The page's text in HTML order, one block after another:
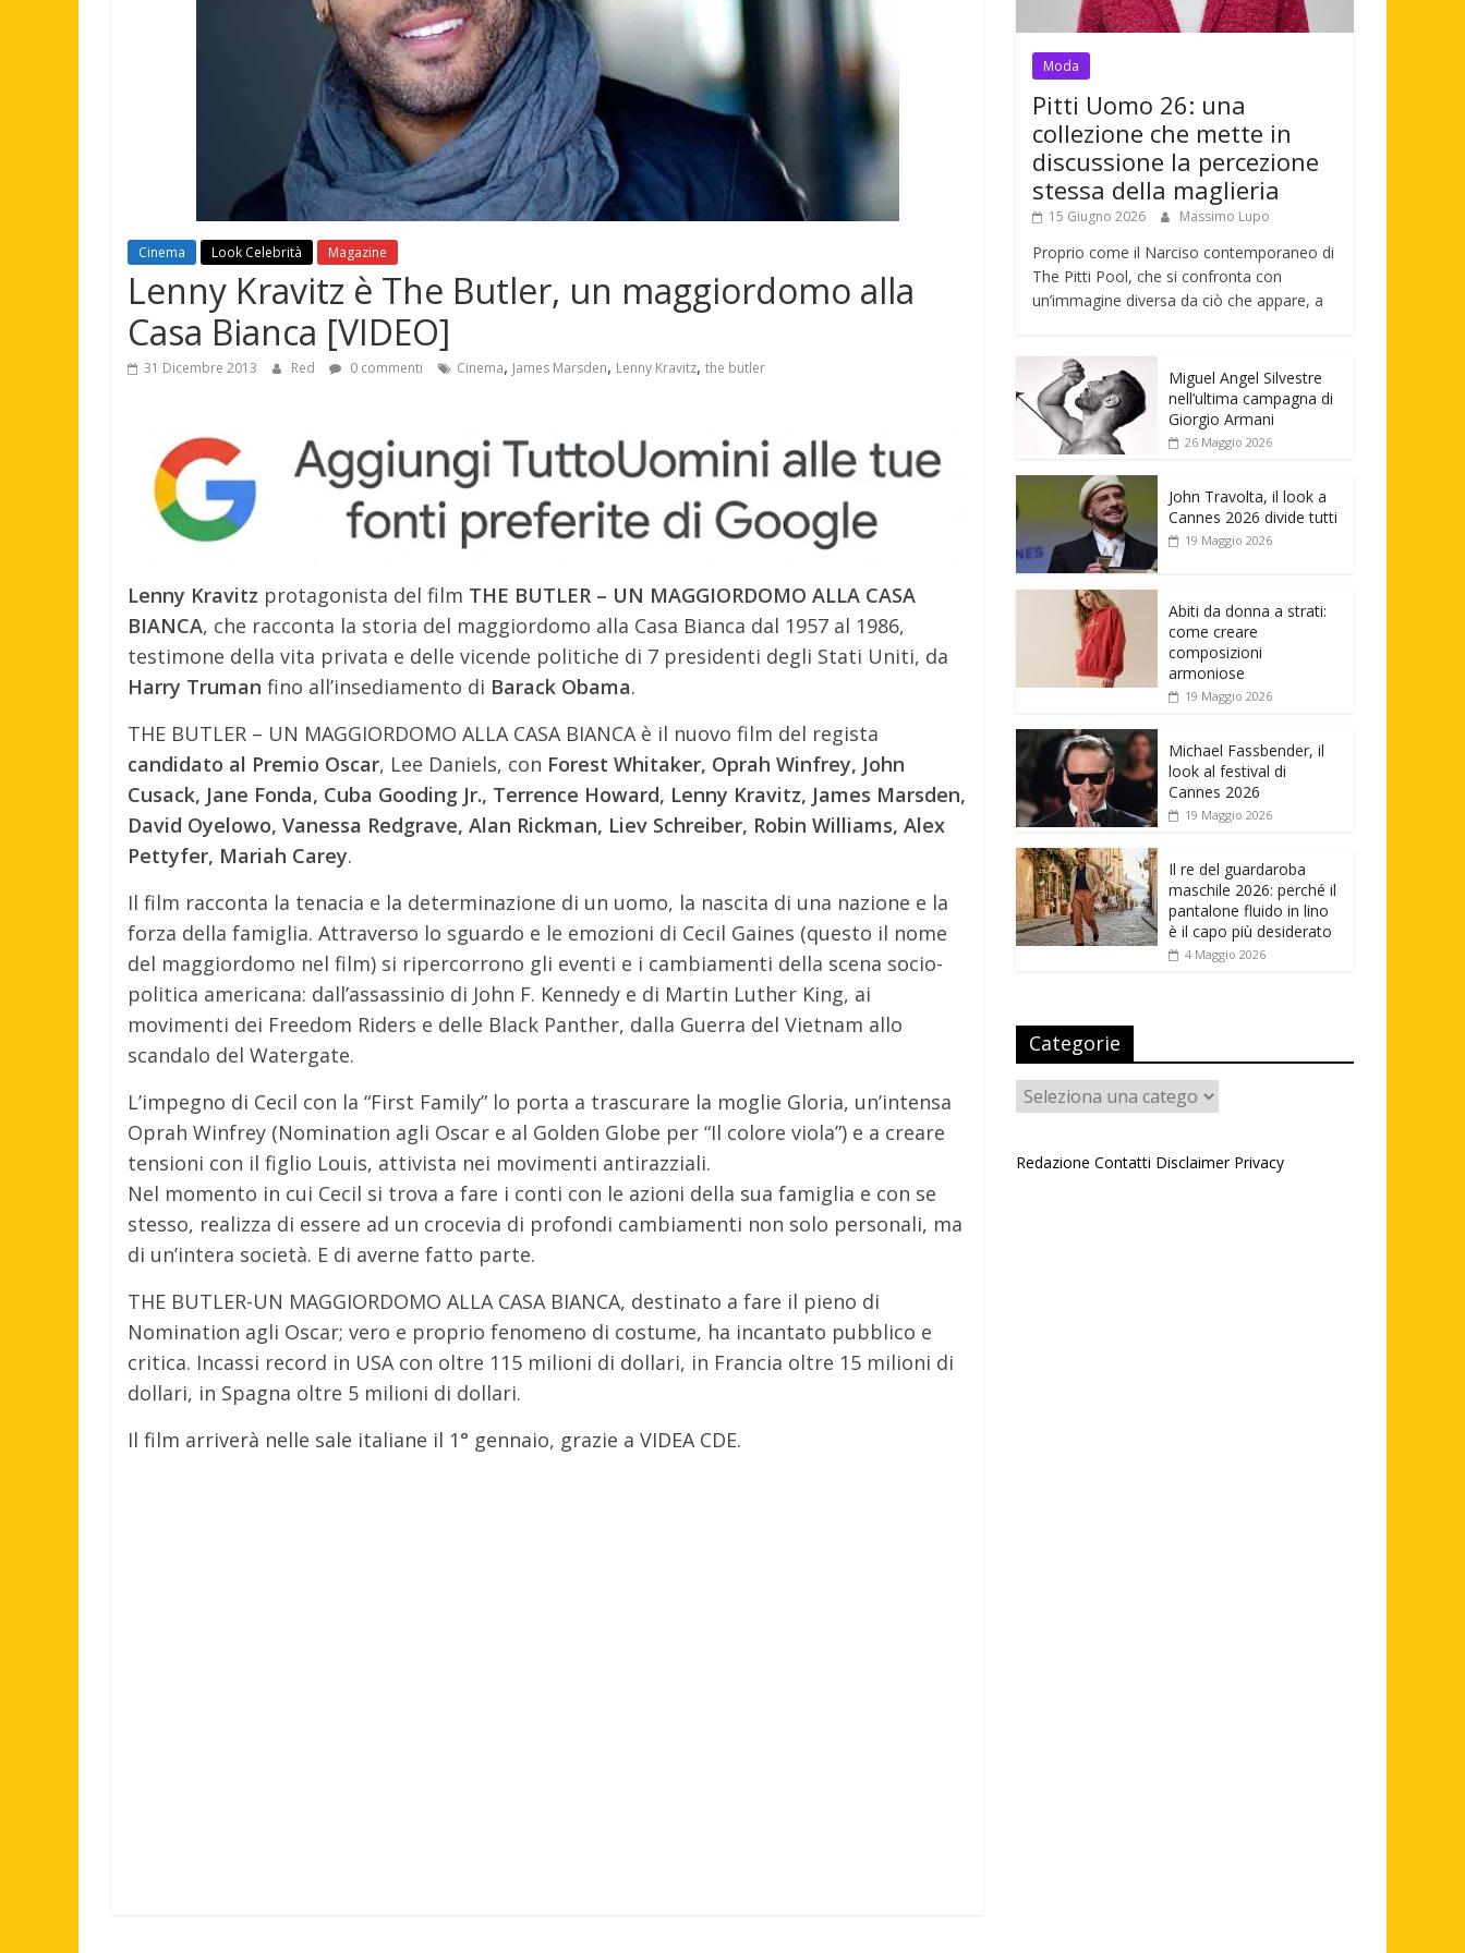
Cinema Look Celebrità Magazine
Lenny Kravitz è The Butler, un maggiordomo alla
Casa Bianca [VIDEO]
31 Dicembre 2013 Red 0 commenti Cinema, James Marsden, Lenny Kravitz, the butler
Lenny Kravitz protagonista del film THE BUTLER – UN MAGGIORDOMO ALLA CASA
BIANCA, che racconta la storia del maggiordomo alla Casa Bianca dal 1957 al 1986,
testimone della vita privata e delle vicende politiche di 7 presidenti degli Stati Uniti, da
Harry Truman fino all’insediamento di Barack Obama.
THE BUTLER – UN MAGGIORDOMO ALLA CASA BIANCA è il nuovo film del regista
candidato al Premio Oscar, Lee Daniels, con Forest Whitaker, Oprah Winfrey, John
Cusack, Jane Fonda, Cuba Gooding Jr., Terrence Howard, Lenny Kravitz, James Marsden,
David Oyelowo, Vanessa Redgrave, Alan Rickman, Liev Schreiber, Robin Williams, Alex
Pettyfer, Mariah Carey.
Il film racconta la tenacia e la determinazione di un uomo, la nascita di una nazione e la
forza della famiglia. Attraverso lo sguardo e le emozioni di Cecil Gaines (questo il nome
del maggiordomo nel film) si ripercorrono gli eventi e i cambiamenti della scena socio-
politica americana: dall’assassinio di John F. Kennedy e di Martin Luther King, ai
movimenti dei Freedom Riders e delle Black Panther, dalla Guerra del Vietnam allo
scandalo del Watergate.
L’impegno di Cecil con la “First Family” lo porta a trascurare la moglie Gloria, un’intensa
Oprah Winfrey (Nomination agli Oscar e al Golden Globe per “Il colore viola”) e a creare
tensioni con il figlio Louis, attivista nei movimenti antirazziali.
Nel momento in cui Cecil si trova a fare i conti con le azioni della sua famiglia e con se
stesso, realizza di essere ad un crocevia di profondi cambiamenti non solo personali, ma
di un’intera società. E di averne fatto parte.
THE BUTLER-UN MAGGIORDOMO ALLA CASA BIANCA, destinato a fare il pieno di
Nomination agli Oscar; vero e proprio fenomeno di costume, ha incantato pubblico e
critica. Incassi record in USA con oltre 115 milioni di dollari, in Francia oltre 15 milioni di
dollari, in Spagna oltre 5 milioni di dollari.
Il film arriverà nelle sale italiane il 1° gennaio, grazie a VIDEA CDE.
Moda
Pitti Uomo 26: una
collezione che mette in
discussione la percezione
stessa della maglieria
15 Giugno 2026 Massimo Lupo
Proprio come il Narciso contemporaneo di
The Pitti Pool, che si confronta con
un’immagine diversa da ciò che appare, a
Miguel Angel Silvestre
nell’ultima campagna di
Giorgio Armani
26 Maggio 2026
John Travolta, il look a
Cannes 2026 divide tutti
19 Maggio 2026
Abiti da donna a strati:
come creare
composizioni
armoniose
19 Maggio 2026
Michael Fassbender, il
look al festival di
Cannes 2026
19 Maggio 2026
Il re del guardaroba
maschile 2026: perché il
pantalone fluido in lino
è il capo più desiderato
4 Maggio 2026
Categorie
Categorie
Redazione Contatti Disclaimer Privacy